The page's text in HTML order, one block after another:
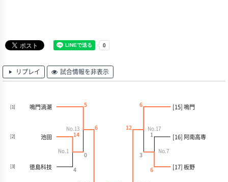
リプレイ 試合情報を非表示
No.1 No.7
No.13 No.17
14
4
1
6
5
0
6
3
6 12
[1]
[2]
[3]
鳴門渦潮
池田
徳島科技
[15] 鳴門
[16] 阿南高専
[17] 板野